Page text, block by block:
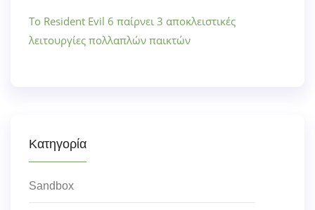
Το Resident Evil 6 παίρνει 3 αποκλειστικές
λειτουργίες πολλαπλών παικτών
Κατηγορία
Sandbox